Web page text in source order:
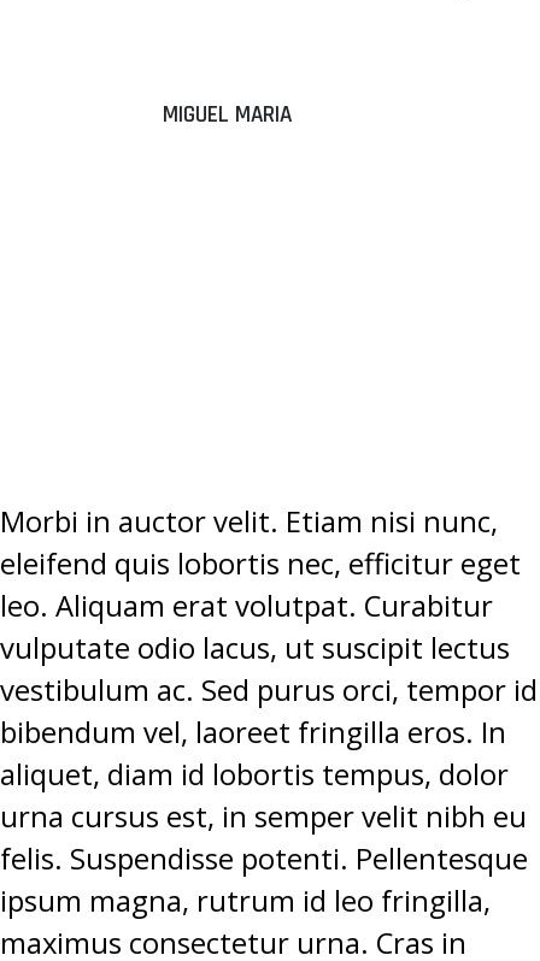
MIGUEL MARIA
Morbi in auctor velit. Etiam nisi nunc,
eleifend quis lobortis nec, efficitur eget
leo. Aliquam erat volutpat. Curabitur
vulputate odio lacus, ut suscipit lectus
vestibulum ac. Sed purus orci, tempor id
bibendum vel, laoreet fringilla eros. In
aliquet, diam id lobortis tempus, dolor
urna cursus est, in semper velit nibh eu
felis. Suspendisse potenti. Pellentesque
ipsum magna, rutrum id leo fringilla,
maximus consectetur urna. Cras in